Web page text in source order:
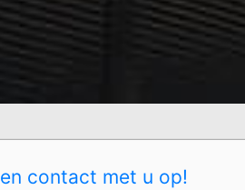
contact met u op!